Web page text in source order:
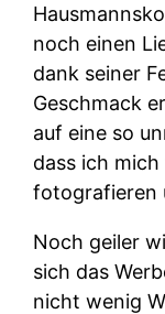
noch einen
dank seiner
Geschmack
auf eine so
dass ich
fotografieren
Noch geiler
sich das
nicht wenig